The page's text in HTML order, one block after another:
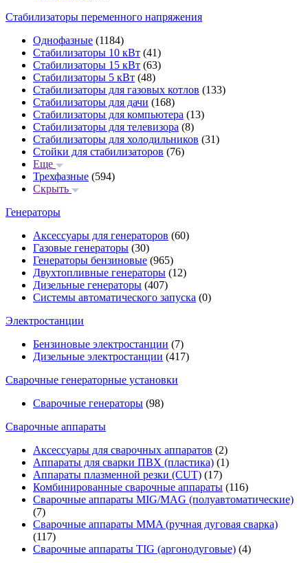
Стабилизаторы переменного напряжения
Однофазные (1184)
Стабилизаторы 10 кВт (41)
Стабилизаторы 15 кВт (63)
Стабилизаторы 5 кВт (48)
Стабилизаторы для газовых котлов (133)
Стабилизаторы для дачи (168)
Стабилизаторы для компьютера (13)
Стабилизаторы для телевизора (8)
Стабилизаторы для холодильников (31)
Стойки для стабилизаторов (76)
Еще
Трехфазные (594)
Скрыть
Генераторы
Аксессуары для генераторов (60)
Газовые генераторы (30)
Генераторы бензиновые (965)
Двухтопливные генераторы (12)
Дизельные генераторы (407)
Системы автоматического запуска (0)
Электростанции
Бензиновые электростанции (7)
Дизельные электростанции (417)
Сварочные генераторные установки
Сварочные генераторы (98)
Сварочные аппараты
Аксессуары для сварочных аппаратов (2)
Аппараты для сварки ПВХ (пластика) (1)
Аппараты плазменной резки (CUT) (17)
Комбинированные сварочные аппараты (116)
Сварочные аппараты MIG/MAG (полуавтоматические)
(7)
Сварочные аппараты MMA (ручная дуговая сварка)
(117)
Сварочные аппараты TIG (аргонодуговые) (4)